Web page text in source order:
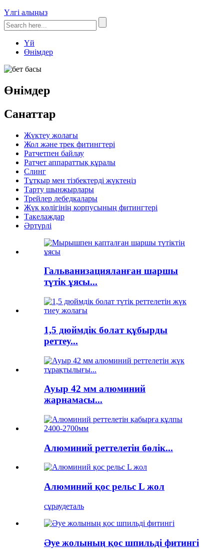
Үлгі алыңыз
Үй
Өнімдер
Өнімдер
Санаттар
Жүктеу жолағы
Жол және трек фитингтері
Ратчетпен байлау
Ратчет аппараттық құралы
Слинг
Тұтқыр мен тізбектерді жүктеңіз
Тарту шынжырлары
Трейлер лебедкалары
Жүк көлігінің корпусының фитингтері
Такелаждар
Әртүрлі
Гальванизацияланған шаршы
түтік ұясы...
1,5 дюймдік болат құбырды
реттеу...
Ауыр 42 мм алюминий
жарнамасы...
Алюминий реттелетін бөлік...
Алюминий қос рельс L жол
сұраудеталь
Әуе жолының қос шпильді фитингі